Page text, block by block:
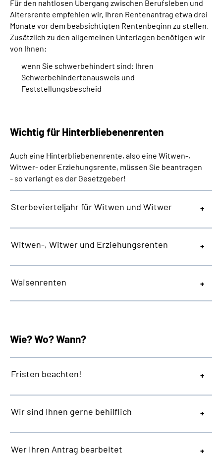
Für den nahtlosen Übergang zwischen Berufsleben und
Altersrente empfehlen wir, Ihren Rentenantrag etwa drei
Monate vor dem beabsichtigten Rentenbeginn zu stellen.
Zusätzlich zu den allgemeinen Unterlagen benötigen wir
von Ihnen:
wenn Sie schwerbehindert sind: Ihren
Schwerbehindertenausweis und
Feststellungsbescheid
Wichtig für Hinterbliebenenrenten
Auch eine Hinterbliebenenrente, also eine Witwen-,
Witwer- oder Erziehungsrente, müssen Sie beantragen
- so verlangt es der Gesetzgeber!
Sterbevierteljahr für Witwen und Witwer
Witwen-, Witwer und Erziehungsrenten
Waisenrenten
Wie? Wo? Wann?
Fristen beachten!
Wir sind Ihnen gerne behilflich
Wer Ihren Antrag bearbeitet